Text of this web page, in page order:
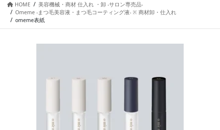
HOME
美容機械・商材 仕入れ ・卸 -サロン専売品-
Omeme -まつ毛美容液・まつ毛コーティング液- ※ 商材卸・仕入れ
omeme表紙